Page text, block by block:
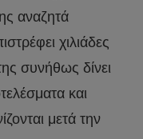
αναζητά
χιλιάδες
συνήθως δίνει
και
μετά την